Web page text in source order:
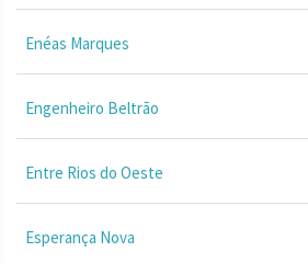
Enéas Marques
Engenheiro Beltrão
Entre Rios do Oeste
Esperança Nova